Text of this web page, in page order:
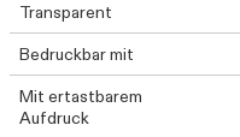
Transparent
Bedruckbar mit
Mit ertastbarem
Aufdruck